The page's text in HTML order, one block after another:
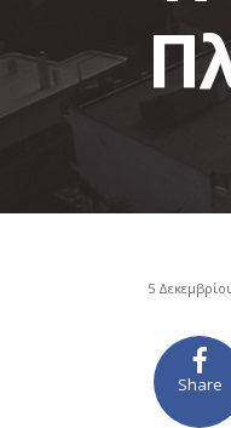
5
Share